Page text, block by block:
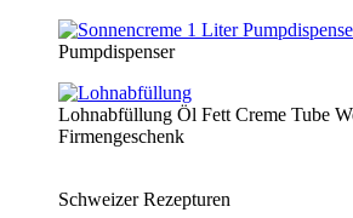
Pumpdispenser
Lohnabfüllung Öl Fett Creme Tube
Firmengeschenk
Schweizer Rezepturen